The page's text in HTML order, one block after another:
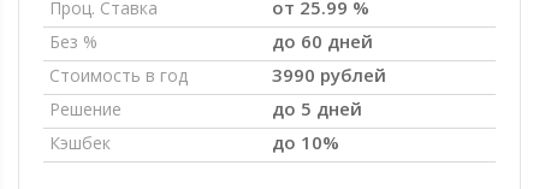
Проц. Ставка от 25.99 %
Без % до 60 дней
Стоимость в год 3990 рублей
Решение до 5 дней
Кэшбек до 10%